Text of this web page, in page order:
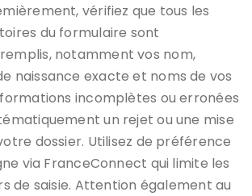
vérifiez que tous les
du formulaire sont
notamment vos nom,
naissance exacte et noms de vos
incomplètes ou erronées
un rejet ou une mise
dossier. Utilisez de préférence
via FranceConnect qui limite les
de saisie. Attention également au